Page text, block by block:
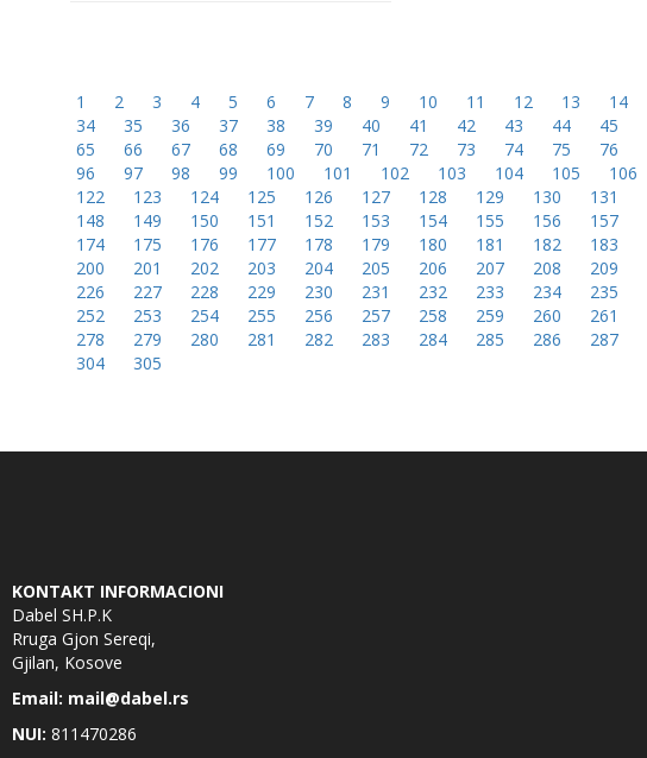
1 2 3 4 5 6 7 8 9 10 11 12 13 14
34
35 36 37 38 39 40 41 42 43 44 45
65
66 67 68 69 70 71 72 73 74 75 76
96
97 98 99 100 101 102 103 104 105 106
122
123 124 125 126 127 128 129 130 131
148
149 150 151 152 153 154 155 156 157
174
175 176 177 178 179 180 181 182 183
200
201 202 203 204 205 206 207 208 209
226
227 228 229 230 231 232 233 234 235
252
253 254 255 256 257 258 259 260 261
278
279 280 281 282 283 284 285 286 287
304
305
KONTAKT INFORMACIONI
Dabel SH.P.K
Rruga Gjon Sereqi,
Gjilan, Kosove
Email: mail@dabel.rs
NUI: 811470286